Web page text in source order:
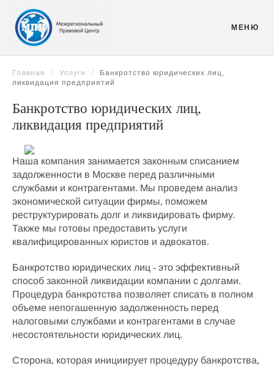
Перейти к содержимому МЕНЮ
Главная Услуги
Банкротство юридических лиц,
ликвидация предприятий
Банкротство юридических лиц,
ликвидация предприятий
Наша компания занимается законным списанием
задолженности в Москве перед различными
службами и контрагентами. Мы проведем анализ
экономической ситуации фирмы, поможем
реструктурировать долг и ликвидировать фирму.
Также мы готовы предоставить услуги
квалифицированных юристов и адвокатов.
Банкротство юридических лиц - это эффективный
способ законной ликвидации компании с долгами.
Процедура банкротства позволяет списать в полном
объеме непогашенную задолженность перед
налоговыми службами и контрагентами в случае
несостоятельности юридических лиц.
Сторона, которая инициирует процедуру банкротства,